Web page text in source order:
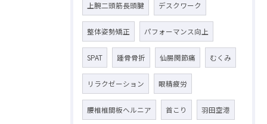
上腕二頭筋長頭腱 デスクワーク
整体姿勢矯正 パフォーマンス向上
SPAT 踵骨骨折 仙腸関節痛 むくみ
リラクゼーション 眼精疲労
腰椎椎間板ヘルニア 首こり 羽田空港